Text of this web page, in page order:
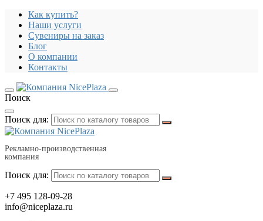
Как купить?
Наши услуги
Сувениры на заказ
Блог
О компании
Контакты
Поиск
Поиск для:
Рекламно-производственная
компания
Поиск для:
+7 495 128-09-28
info@niceplaza.ru